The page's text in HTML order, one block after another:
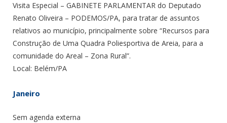
Visita Especial – GABINETE PARLAMENTAR do Deputado
Renato Oliveira – PODEMOS/PA, para tratar de assuntos
relativos ao município, principalmente sobre “Recursos para
Construção de Uma Quadra Poliesportiva de Areia, para a
comunidade do Areal – Zona Rural”.
Local: Belém/PA
Janeiro
Sem agenda externa